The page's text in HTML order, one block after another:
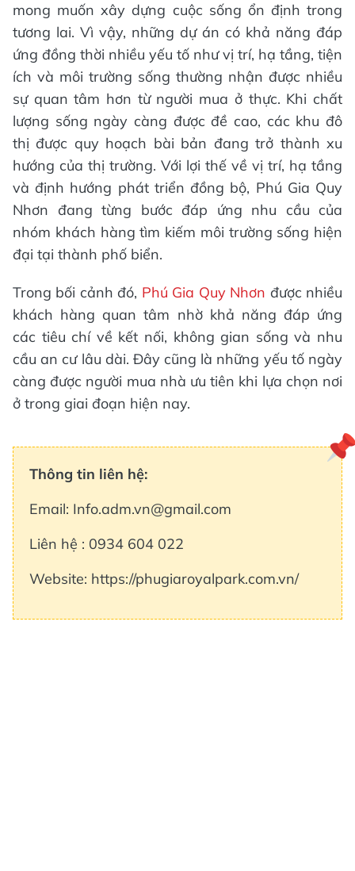
mong muốn xây dựng cuộc sống ổn định trong
tương lai. Vì vậy, những dự án có khả năng đáp
ứng đồng thời nhiều yếu tố như vị trí, hạ tầng, tiện
ích và môi trường sống thường nhận được nhiều
sự quan tâm hơn từ người mua ở thực. Khi chất
lượng sống ngày càng được đề cao, các khu đô
thị được quy hoạch bài bản đang trở thành xu
hướng của thị trường. Với lợi thế về vị trí, hạ tầng
và định hướng phát triển đồng bộ, Phú Gia Quy
Nhơn đang từng bước đáp ứng nhu cầu của
nhóm khách hàng tìm kiếm môi trường sống hiện
đại tại thành phố biển.
Trong bối cảnh đó, Phú Gia Quy Nhơn được nhiều
khách hàng quan tâm nhờ khả năng đáp ứng
các tiêu chí về kết nối, không gian sống và nhu
cầu an cư lâu dài. Đây cũng là những yếu tố ngày
càng được người mua nhà ưu tiên khi lựa chọn nơi
ở trong giai đoạn hiện nay.
Thông tin liên hệ:
Email: Info.adm.vn@gmail.com
Liên hệ : 0934 604 022
Website: https://phugiaroyalpark.com.vn/